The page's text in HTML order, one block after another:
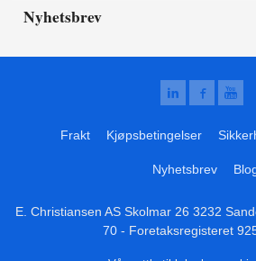
Nyhetsbrev
Frakt Kjøpsbetingelser
Nyhetsbrev
E. Christiansen AS Skolmar 26 3232
70- Foretaksregisteret